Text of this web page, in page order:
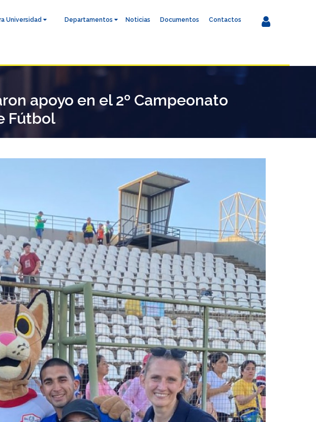
Universidad Departamentos Noticias Documentos Contactos
apoyo en el 2º Campeonato
Fútbol